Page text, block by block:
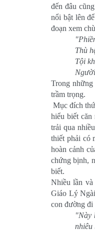
đến đâu
nổi bật lên
đoạn xem
Thù
Tội
Trong những
trầm trọng.
Mục đích
hiểu biết
trải qua
thiết phải có
hoàn cảnh
chứng bịnh,
biết.
Nhiều lần và
Giáo Lý
con đường đi
"Này
nhiêu